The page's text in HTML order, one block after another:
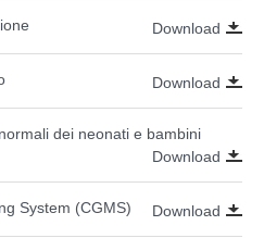
Download
Download
dei neonati e bambini
Download
System (CGMS) Download